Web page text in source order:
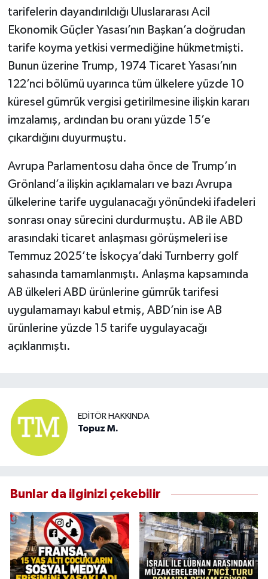
tarifelerin dayandırıldığı Uluslararası Acil
Ekonomik Güçler Yasası’nın Başkan’a doğrudan
tarife koyma yetkisi vermediğine hükmetmişti.
Bunun üzerine Trump, 1974 Ticaret Yasası’nın
122’nci bölümü uyarınca tüm ülkelere yüzde 10
küresel gümrük vergisi getirilmesine ilişkin kararı
imzalamış, ardından bu oranı yüzde 15’e
çıkardığını duyurmuştu.
Avrupa Parlamentosu daha önce de Trump’ın
Grönland’a ilişkin açıklamaları ve bazı Avrupa
ülkelerine tarife uygulanacağı yönündeki ifadeleri
sonrası onay sürecini durdurmuştu. AB ile ABD
arasındaki ticaret anlaşması görüşmeleri ise
Temmuz 2025’te İskoçya’daki Turnberry golf
sahasında tamamlanmıştı. Anlaşma kapsamında
AB ülkeleri ABD ürünlerine gümrük tarifesi
uygulamamayı kabul etmiş, ABD’nin ise AB
ürünlerine yüzde 15 tarife uygulayacağı
açıklanmıştı.
EDITÖR HAKKINDA
Topuz M.
Bunlar da ilginizi çekebilir